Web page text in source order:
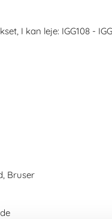
I kan leje: IGG108 -
Bruser